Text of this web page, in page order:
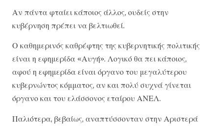
Αν πάντα φταίει κάποιος άλλος, ουδείς στην
κυβέρνηση πρέπει να βελτιωθεί.
Ο καθημερινός καθρέφτης της κυβερνητικής πολιτικής
είναι η εφημερίδα «Αυγή». Λογικό θα πει κάποιος,
αφού η εφημερίδα είναι όργανο του μεγαλύτερου
κυβερνώντος κόμματος, αν και πολύ συχνά γίνεται
όργανο και του ελάσσονος εταίρου ΑΝΕΛ.
Παλιότερα, βεβαίως, αναπτύσσονταν στην Αριστερά